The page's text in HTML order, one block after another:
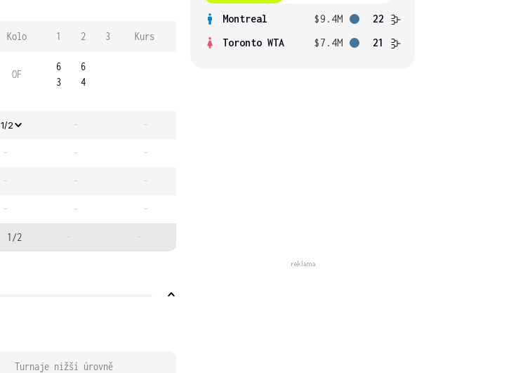
Kolo 1 2 3 Kurs
OF
6
3
6
4
1/2 - -
- - -
- - -
- - -
1/2 - -
Turnaje nižší úrovně
Montreal $9.4M
22
Toronto WTA
$7.4M 21